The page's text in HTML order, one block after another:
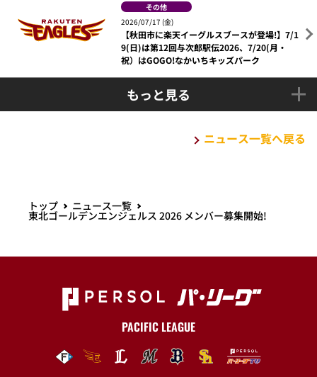
その他
2026/07/17 (金)
【秋田市に楽天イーグルスブースが登場!】7/1
9(日)は第12回与次郎駅伝2026、7/20(月・
祝）はGOGO!なかいちキッズパーク
もっと見る
ニュース一覧へ戻る
トップ ニュース一覧
東北ゴールデンエンジェルス 2026 メンバー募集開始!
PACIFIC LEAGUE